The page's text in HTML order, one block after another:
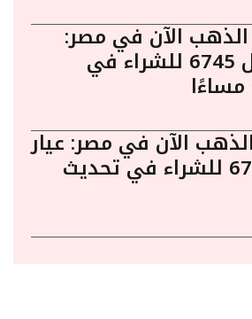
الذهب الآن في مصر:
عيار 24 يسجل 6745 للشراء في
الآن في مصر: عيار
24 يسجل 6735 للشراء في تحديث